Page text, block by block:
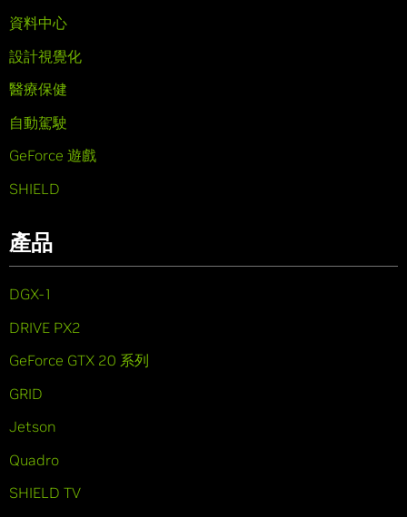
資料中心
設計視覺化
醫療保健
自動駕駛
GeForce 遊戲
SHIELD
產品
DGX-1
DRIVE PX2
GeForce GTX 20 系列
GRID
Jetson
Quadro
SHIELD TV